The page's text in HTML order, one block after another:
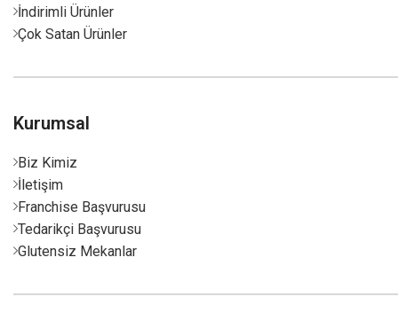
İndirimli Ürünler
Çok Satan Ürünler
Kurumsal
Biz Kimiz
İletişim
Franchise Başvurusu
Tedarikçi Başvurusu
Glutensiz Mekanlar